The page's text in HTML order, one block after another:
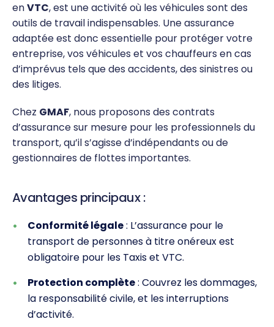
enVTC, est une activité où les véhicules sont des
outils de travail indispensables. Une assurance
adaptée est donc essentielle pour protéger votre
entreprise, vos véhicules et vos chauffeurs en cas
d’imprévus tels que des accidents, des sinistres ou
des litiges.
Chez GMAF, nous proposons des contrats
d’assurance sur mesure pour les professionnels du
transport, qu’il s’agisse d’indépendants ou de
gestionnaires de flottes importantes.
Avantages principaux :
Conformité légale: L’assurance pour le
transport de personnes à titre onéreux est
obligatoire pour les Taxis et VTC.
Protection complète: Couvrez les dommages,
la responsabilité civile, et les interruptions
d’activité.